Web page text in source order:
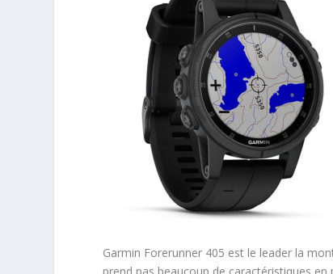
Garmin Forerunner 405 est le leader la